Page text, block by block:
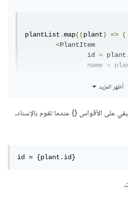
plantList.map((plant) =>
(
<PlantItem
  		id
= plant
  		name
=
.
أظهر المزيد
على الأقواس {} عندما تقوم بالإسناد،
id = {plant.id}